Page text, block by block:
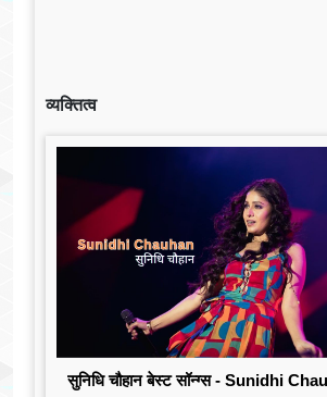
व्यक्तित्व
सुनिधि चौहान बेस्ट सॉन्ग्स - Sunidhi